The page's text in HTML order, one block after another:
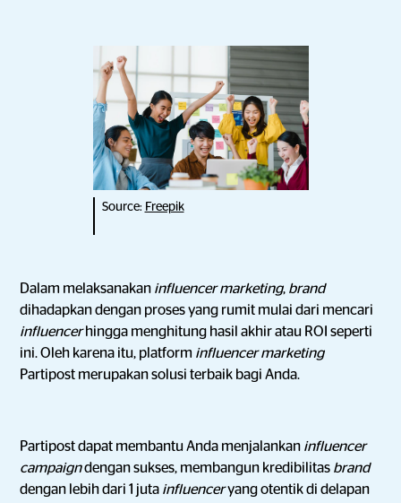
Source: Freepik
Dalam melaksanakan influencer marketing, brand
dihadapkan dengan proses yang rumit mulai dari mencari
influencerhingga menghitung hasil akhir atau ROI seperti
ini. Oleh karena itu, platform influencer marketing
Partipost merupakan solusi terbaik bagi Anda.
Partipost dapat membantu Anda menjalankan influencer
campaigndengan sukses, membangun kredibilitas brand
dengan lebih dari 1 juta influenceryang otentik di delapan